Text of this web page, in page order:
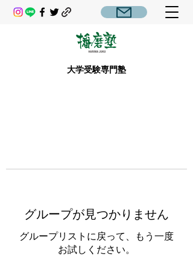
大学受験専門塾
グループが見つかりません
グループリストに戻って、もう一度
お試しください。